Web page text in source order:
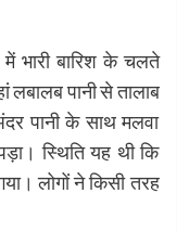
भारी बारिश के चलते
लबालब पानी से तालाब
पानी के साथ मलवा
स्थिति यह थी कि
लोगों ने किसी तरह